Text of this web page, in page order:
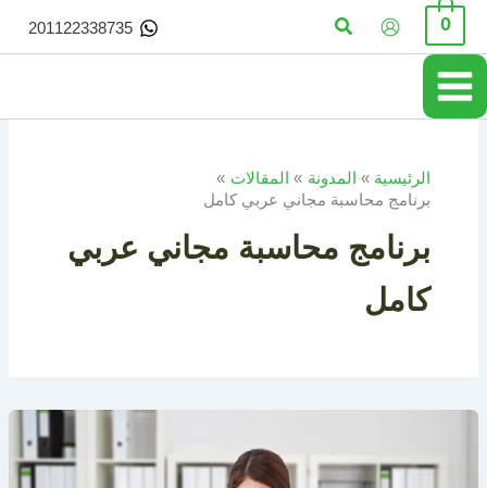
تخطي
المحتوى
0 البحث 201122338735
الرئيسية المدونة
المقالات
برنامج محاسبة مجاني عربي كامل
برنامج محاسبة مجاني عربي
كامل